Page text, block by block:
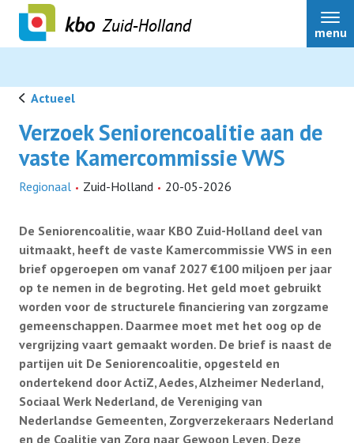
Zuid-Holland menu
Over ons
Actueel
Ledenservice
Ledenvoordeel
Speerpunten
Afdelingen
Actueel
Verzoek Seniorencoalitie aan de
vaste Kamercommissie VWS
Regionaal Zuid-Holland 20-05-2026
De Seniorencoalitie, waar KBO Zuid-Holland deel van
uitmaakt, heeft de vaste Kamercommissie VWS in een
brief opgeroepen om vanaf 2027 €100 miljoen per jaar
op te nemen in de begroting. Het geld moet gebruikt
worden voor de structurele financiering van zorgzame
gemeenschappen. Daarmee moet met het oog op de
vergrijzing vaart gemaakt worden. De brief is naast de
partijen uit De Seniorencoalitie, opgesteld en
ondertekend door ActiZ, Aedes, Alzheimer Nederland,
Sociaal Werk Nederland, de Vereniging van
Nederlandse Gemeenten, Zorgverzekeraars Nederland
en de Coalitie van Zorg naar Gewoon Leven. Deze